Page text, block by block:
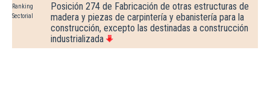
Ranking
Sectorial
Posición 274 de Fabricación de otras estructuras de
madera y piezas de carpintería y ebanistería para la
construcción, excepto las destinadas a construcción
industrializada